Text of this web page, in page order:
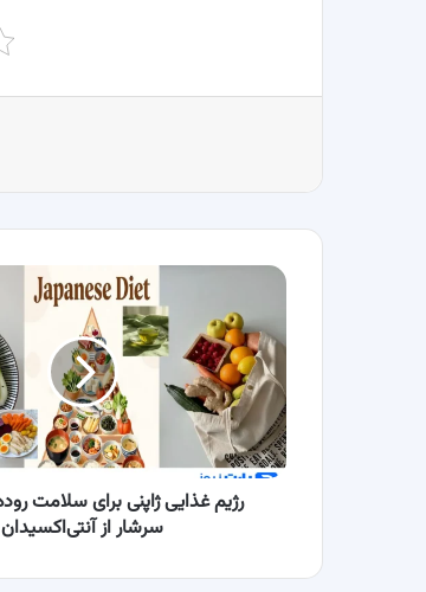
رژیم
ژاپنی
برای
سلامت
روده
+
۴
غذای
سرشار از آنتی‌اکسیدان